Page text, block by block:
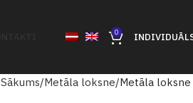
0
Sākums Metāla loksne Metāla loksne